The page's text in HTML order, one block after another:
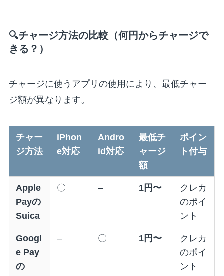
🔍チャージ方法の比較（何円からチャージで
きる？）
チャージに使うアプリの使用により、最低チャー
ジ額が異なります。
チャー
ジ方法
iPhon
e対応
Andro
id対応
最低チ
ャージ
額
ポイン
ト付与
Apple
Payの
Suica
〇 – 1円〜
クレカ
のポイ
ント
Googl
e Pay
の
– 〇 1円〜
クレカ
のポイ
ント